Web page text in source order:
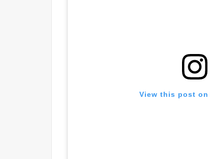
View this post on